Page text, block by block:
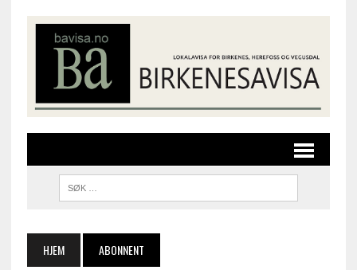
HJEM ABONNENT